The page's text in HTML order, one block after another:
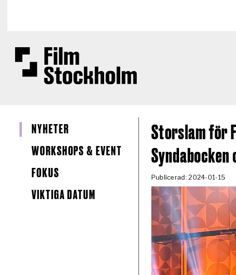
NYHETER
WORKSHOPS & EVENT
FOKUS
VIKTIGA DATUM
Storslam för
Publicerad: 2024-01-15